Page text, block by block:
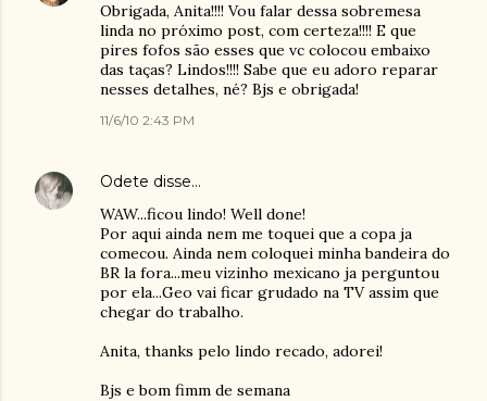
Obrigada, Anita!!!! Vou falar dessa sobremesa
linda no próximo post, com certeza!!!! E que
pires fofos são esses que vc colocou embaixo
das taças? Lindos!!!! Sabe que eu adoro reparar
nesses detalhes, né? Bjs e obrigada!
11/6/10 2:43 PM
Odete disse…
WAW...ficou lindo! Well done!
Por aqui ainda nem me toquei que a copa ja
comecou. Ainda nem coloquei minha bandeira do
BR la fora...meu vizinho mexicano ja perguntou
por ela...Geo vai ficar grudado na TV assim que
chegar do trabalho.
Anita, thanks pelo lindo recado, adorei!
Bjs e bom fimm de semana